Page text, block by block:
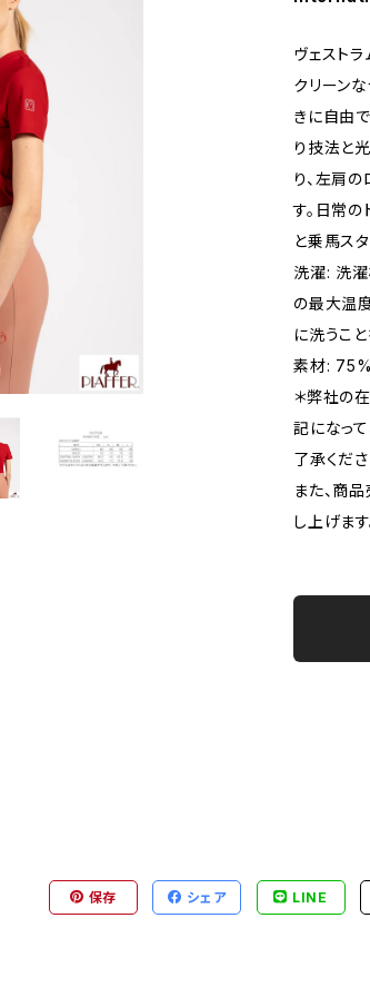
ヴェスト
クリーン
きに自由
り技法と
り、左肩
す。日常
と乗馬ス
洗濯: 洗
の最大温
に洗うこ
素材:
＊弊社の
記になっ
了承くださ
また、商
し上げます
保存 シェア LINE